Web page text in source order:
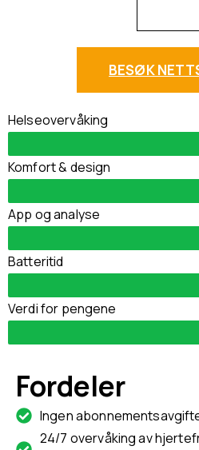
BESØK
Helseovervåking
Komfort & design
App og analyse
Batteritid
Verdi for pengene
Fordeler
Ingen
24/7 overvåking av